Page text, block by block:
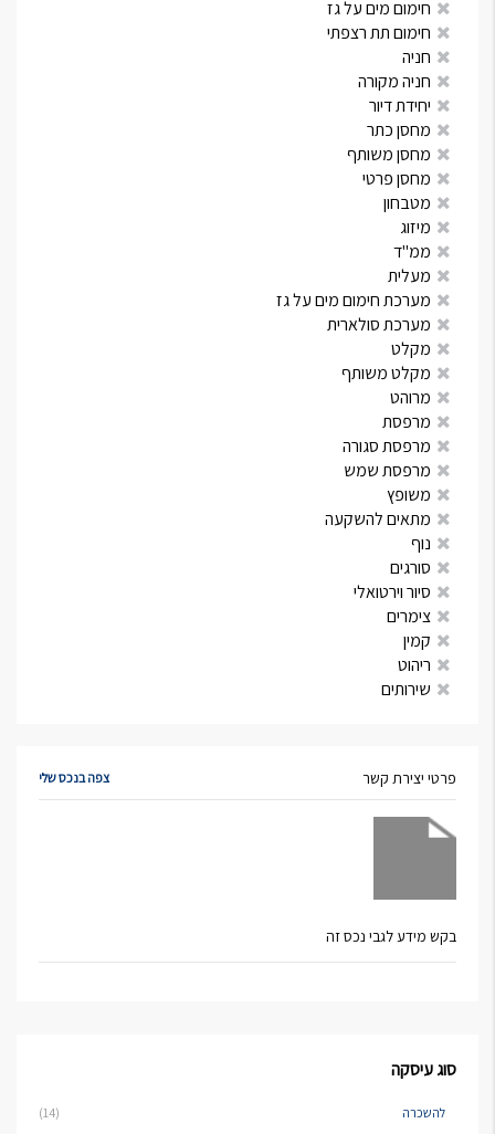
חימום מים על גז
חימום תת רצפתי
חניה
חניה מקורה
יחידת דיור
מחסן כתר
מחסן משותף
מחסן פרטי
מטבחון
מיזוג
ממ"ד
מעלית
מערכת חימום מים על גז
מערכת סולארית
מקלט
מקלט משותף
מרוהט
מרפסת
מרפסת סגורה
מרפסת שמש
משופץ
מתאים להשקעה
נוף
סורגים
סיור וירטואלי
צימרים
קמין
ריהוט
שירותים
פרטי יצירת קשר צפה בנכס שלי
בקש מידע לגבי נכס זה
סוג עיסקה
להשכרה
(14)